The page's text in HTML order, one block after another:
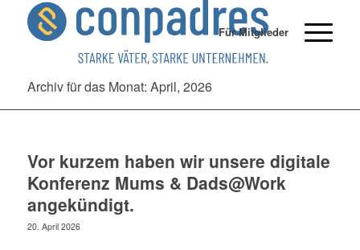
Für Mitglieder
Archiv für das Monat: April, 2026
Vor kurzem haben wir unsere digitale
Konferenz Mums & Dads@Work
angekündigt.
20. April 2026